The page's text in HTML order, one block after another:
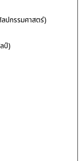
ปกรรมศาสตร์)
ป์)